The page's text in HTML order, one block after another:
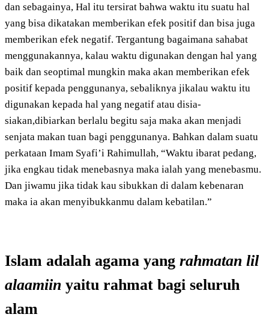
dan sebagainya, Hal itu tersirat bahwa waktu itu suatu hal
yang bisa dikatakan memberikan efek positif dan bisa juga
memberikan efek negatif. Tergantung bagaimana sahabat
menggunakannya, kalau waktu digunakan dengan hal yang
baik dan seoptimal mungkin maka akan memberikan efek
positif kepada penggunanya, sebaliknya jikalau waktu itu
digunakan kepada hal yang negatif atau disia-
siakan,dibiarkan berlalu begitu saja maka akan menjadi
senjata makan tuan bagi penggunanya. Bahkan dalam suatu
perkataan Imam Syafi’i Rahimullah, “Waktu ibarat pedang,
jika engkau tidak menebasnya maka ialah yang menebasmu.
Dan jiwamu jika tidak kau sibukkan di dalam kebenaran
maka ia akan menyibukkanmu dalam kebatilan.”
Islam adalah agama yang rahmatan lil
alaamiin yaitu rahmat bagi seluruh
alam